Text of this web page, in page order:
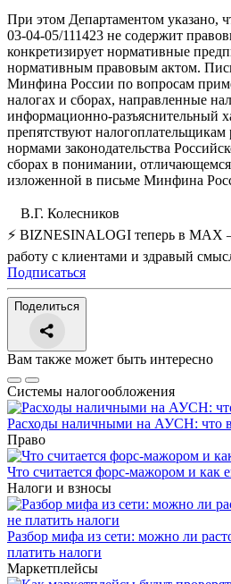
При этом Департаментом указано,
03-04-05/111423 не содержит
конкретизирует нормативные
нормативным правовым актом.
Минфина России по вопросам
налогах и сборах, направленные
информационно-разъяснительный
препятствуют налогоплательщикам
нормами законодательства
сборах в понимании, отличающемся
изложенной в письме Минфина
В.Г. Колесников
⚡ BIZNESINALOGI теперь в MAX
работу с клиентами и здравый
Подписаться
Поделиться
Вам также может быть интересно
Системы налогообложения
Расходы наличными на АУСН: что
Право
Что считается форс-мажором и как
Налоги и взносы
Разбор мифа из сети: можно ли
платить налоги
Маркетплейсы